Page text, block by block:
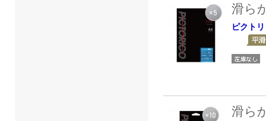
滑ら
ピクト
滑ら